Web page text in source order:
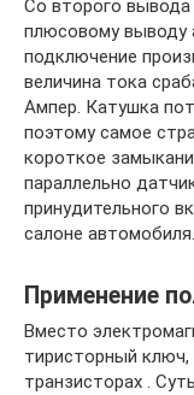
Со второго
плюсовому выводу
подключение
величина тока
Ампер. Катушка
поэтому самое
короткое
параллельно
принудительного
салоне автомобиля.
Применение
Вместо
тиристорный
транзисторах .